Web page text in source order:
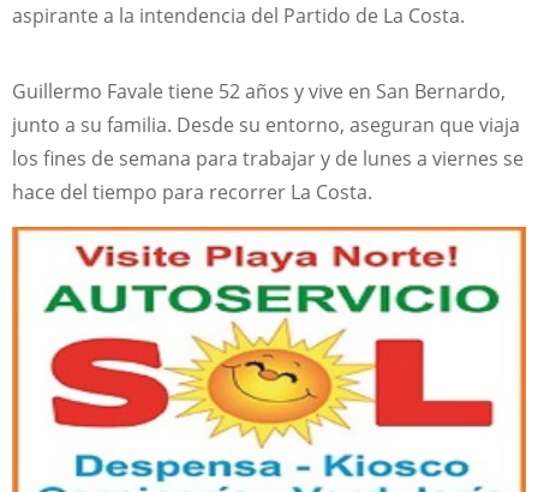
aspirante a la intendencia del Partido de La Costa.
Guillermo Favale tiene 52 años y vive en San Bernardo,
junto a su familia. Desde su entorno, aseguran que viaja
los fines de semana para trabajar y de lunes a viernes se
hace del tiempo para recorrer La Costa.